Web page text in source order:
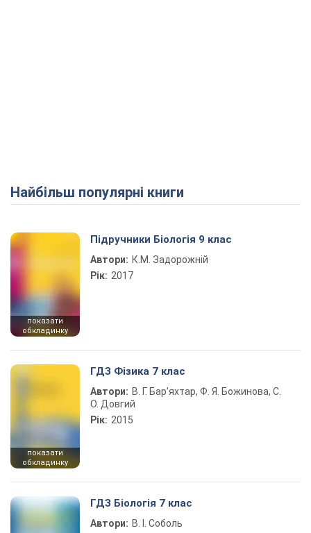
Найбільш популярні книги
показати
обкладинку
Підручники Біологія 9 клас
Автори: К.М. Задорожній
Рік: 2017
показати
обкладинку
ГДЗ Фізика 7 клас
Автори: В. Г. Бар’яхтар, Ф. Я. Божинова, С.
О. Довгий
Рік: 2015
ГДЗ Біологія 7 клас
Автори: В. І. Соболь